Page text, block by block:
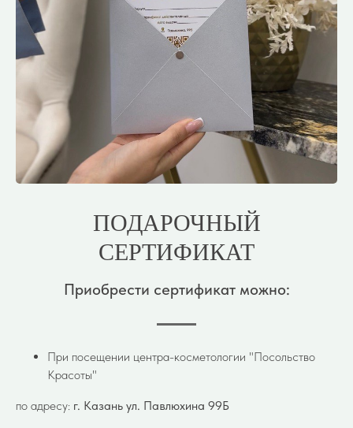
ПОДАРОЧНЫЙ
СЕРТИФИКАТ
Приобрести сертификат можно:
При посещении центра-косметологии "Посольство
Красоты"
по адресу: г. Казань ул. Павлюхина 99Б